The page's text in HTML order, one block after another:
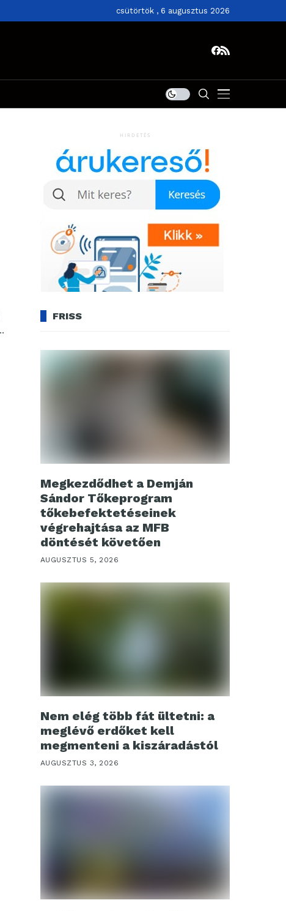
csütörtök , 6 augusztus 2026
HIRDETÉS
FRISS
Megkezdődhet a Demján
Sándor Tőkeprogram
tőkebefektetéseinek
végrehajtása az MFB
döntését követően
AUGUSZTUS 5, 2026
Nem elég több fát ültetni: a
meglévő erdőket kell
megmenteni a kiszáradástól
AUGUSZTUS 3, 2026